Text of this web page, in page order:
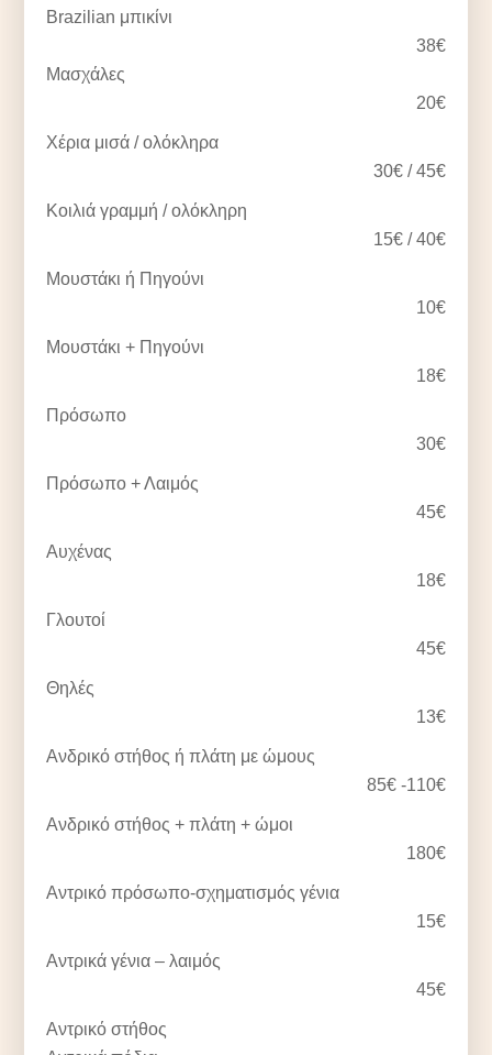
Brazilian μπικίνι
38€
Μασχάλες
20€
Χέρια μισά / ολόκληρα
30€ / 45€
Κοιλιά γραμμή / ολόκληρη
15€ / 40€
Μουστάκι ή Πηγούνι
10€
Μουστάκι + Πηγούνι
18€
Πρόσωπο
30€
Πρόσωπο + Λαιμός
45€
Αυχένας
18€
Γλουτοί
45€
Θηλές
13€
Ανδρικό στήθος ή πλάτη με ώμους
85€ -110€
Ανδρικό στήθος + πλάτη + ώμοι
180€
Αντρικό πρόσωπο-σχηματισμός γένια
15€
Αντρικά γένια – λαιμός
45€
Αντρικό στήθος